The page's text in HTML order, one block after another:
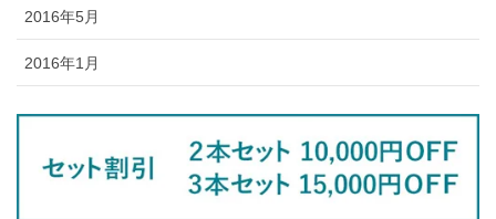
2016年5月
2016年1月